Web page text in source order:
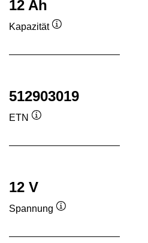
12 Ah
Kapazität
512903019
ETN
12 V
Spannung